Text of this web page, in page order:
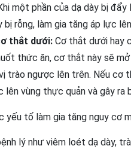
một phần của dạ dày bị
bị rỗng, làm gia tăng áp lực
thắt dưới: Cơ thắt dưới hay
thức ăn, cơ thắt này sẽ
trào ngược lên trên. Nếu cơ
lên vùng thực quản và gây ra
yếu tố làm gia tăng nguy cơ
lý như viêm loét dạ dày,